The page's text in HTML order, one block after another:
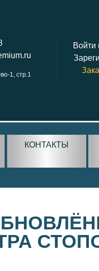
1, стр.1
Войти
КОНТАКТЫ